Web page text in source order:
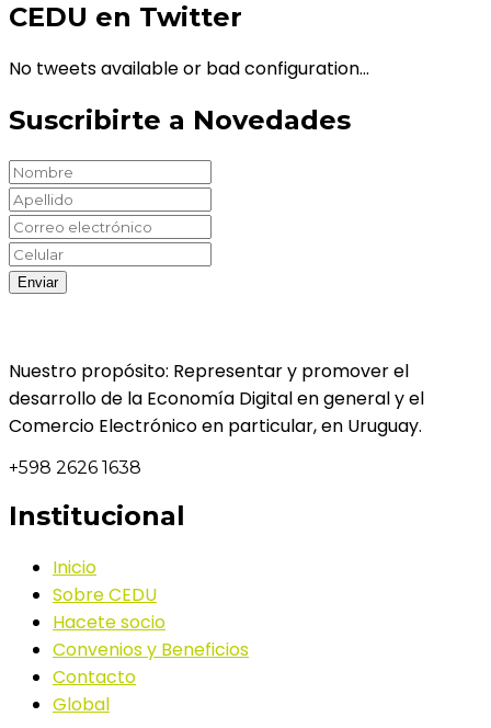
CEDU en Twitter
No tweets available or bad configuration...
Suscribirte a Novedades
Nuestro propósito: Representar y promover el
desarrollo de la Economía Digital en general y el
Comercio Electrónico en particular, en Uruguay.
+598 2626 1638
Institucional
Inicio
Sobre CEDU
Hacete socio
Convenios y Beneficios
Contacto
Global